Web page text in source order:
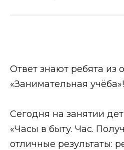
Ответ знают ребята из
«Занимательная учёба»!
Сегодня на занятии
«Часы в быту. Час.
отличные результаты: